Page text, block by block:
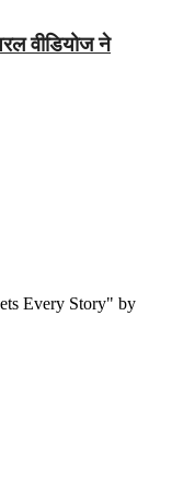
वीडियोज ने
Every Story" by